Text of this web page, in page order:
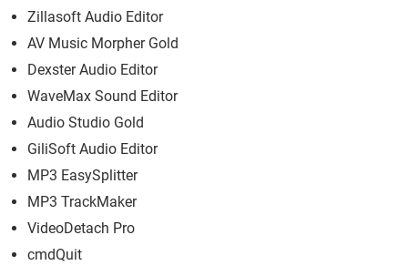
Zillasoft Audio Editor
AV Music Morpher Gold
Dexster Audio Editor
WaveMax Sound Editor
Audio Studio Gold
GiliSoft Audio Editor
MP3 EasySplitter
MP3 TrackMaker
VideoDetach Pro
cmdQuit